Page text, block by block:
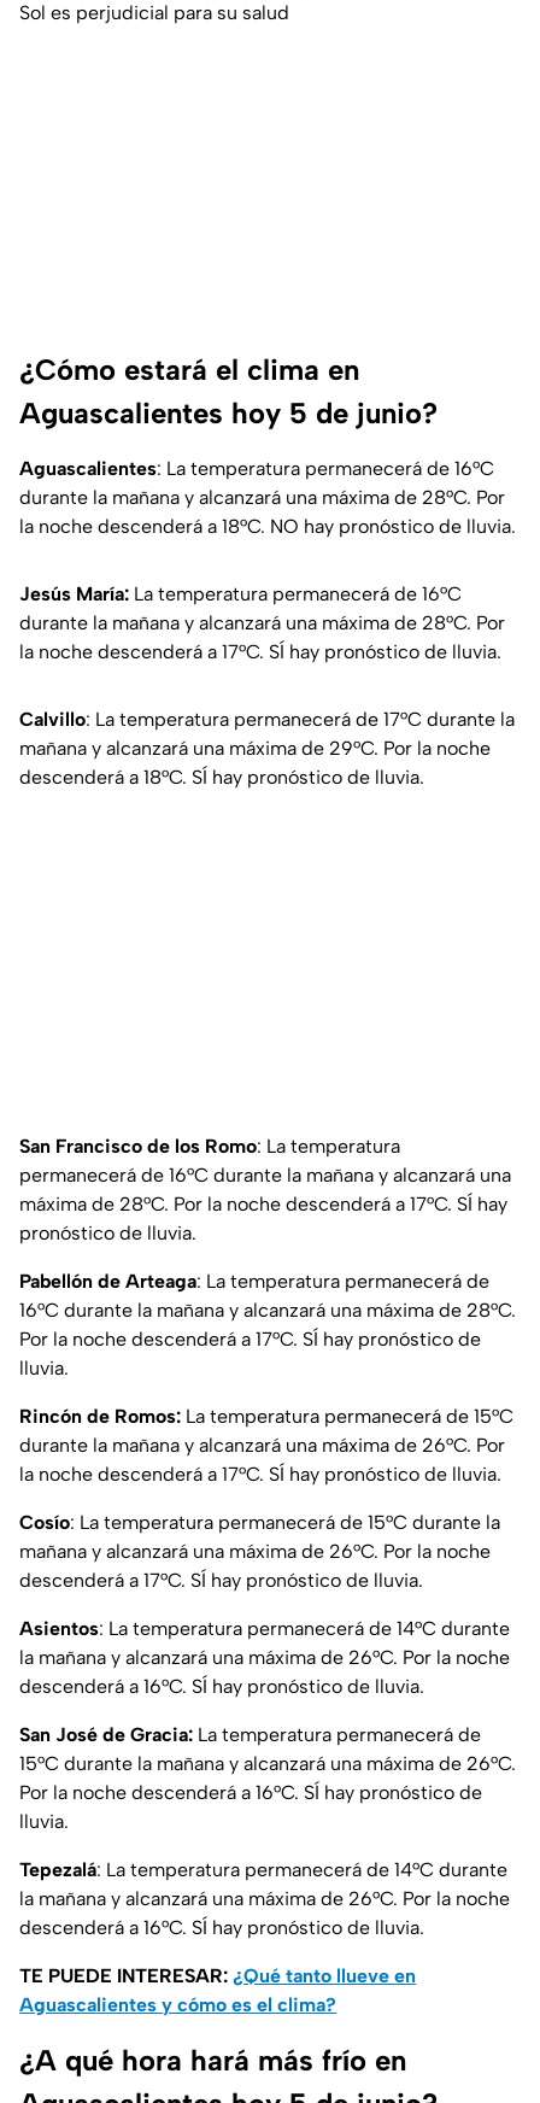
Sol es perjudicial para su salud
¿Cómo estará el clima en
Aguascalientes hoy 5 de junio?
Aguascalientes: La temperatura permanecerá de 16°C
durante la mañana y alcanzará una máxima de 28°C. Por
la noche descenderá a 18°C. NO hay pronóstico de lluvia.
Jesús María: La temperatura permanecerá de 16°C
durante la mañana y alcanzará una máxima de 28°C. Por
la noche descenderá a 17°C. SÍ hay pronóstico de lluvia.
Calvillo: La temperatura permanecerá de 17°C durante la
mañana y alcanzará una máxima de 29°C. Por la noche
descenderá a 18°C. SÍ hay pronóstico de lluvia.
San Francisco de los Romo: La temperatura
permanecerá de 16°C durante la mañana y alcanzará una
máxima de 28°C. Por la noche descenderá a 17°C. SÍ hay
pronóstico de lluvia.
Pabellón de Arteaga: La temperatura permanecerá de
16°C durante la mañana y alcanzará una máxima de 28°C.
Por la noche descenderá a 17°C. SÍ hay pronóstico de
lluvia.
Rincón de Romos: La temperatura permanecerá de 15°C
durante la mañana y alcanzará una máxima de 26°C. Por
la noche descenderá a 17°C. SÍ hay pronóstico de lluvia.
Cosío: La temperatura permanecerá de 15°C durante la
mañana y alcanzará una máxima de 26°C. Por la noche
descenderá a 17°C. SÍ hay pronóstico de lluvia.
Asientos: La temperatura permanecerá de 14°C durante
la mañana y alcanzará una máxima de 26°C. Por la noche
descenderá a 16°C. SÍ hay pronóstico de lluvia.
San José de Gracia: La temperatura permanecerá de
15°C durante la mañana y alcanzará una máxima de 26°C.
Por la noche descenderá a 16°C. SÍ hay pronóstico de
lluvia.
Tepezalá: La temperatura permanecerá de 14°C durante
la mañana y alcanzará una máxima de 26°C. Por la noche
descenderá a 16°C. SÍ hay pronóstico de lluvia.
TE PUEDE INTERESAR: ¿Qué tanto llueve en
Aguascalientes y cómo es el clima?
¿A qué hora hará más frío en